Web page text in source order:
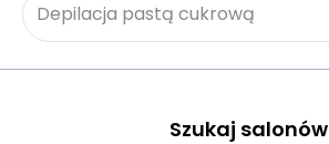
Depilacja pastą cukrową
Szukaj salonów